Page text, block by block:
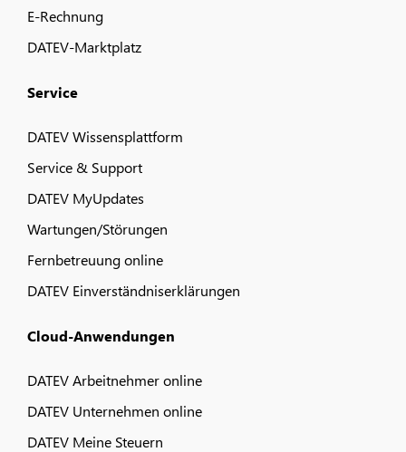
E-Rechnung
DATEV-Marktplatz
Service
DATEV Wissensplattform
Service & Support
DATEV MyUpdates
Wartungen/Störungen
Fernbetreuung online
DATEV Einverständniserklärungen
Cloud-Anwendungen
DATEV Arbeitnehmer online
DATEV Unternehmen online
DATEV Meine Steuern